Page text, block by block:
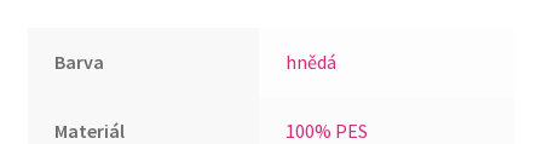
Barva hnědá
Materiál 100% PES